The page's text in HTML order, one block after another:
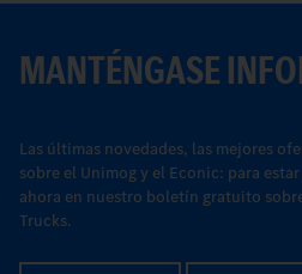
MANTÉNGASE
Las últimas novedades, las mejores
sobre el Unimog y el Econic: para
ahora en nuestro boletín gratuito
Trucks.